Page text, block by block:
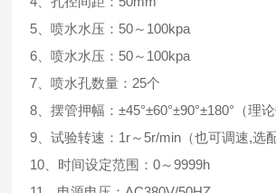
5、喷水水压：50～100kpa
6、喷水水压：50～100kpa
7、喷水孔数量：25个
8、摆管押幅：±45°±60°±90°±180°（理论
9、试验转速：1r～5r/min（也可调速,选配
10、时间设定范围：0～9999h